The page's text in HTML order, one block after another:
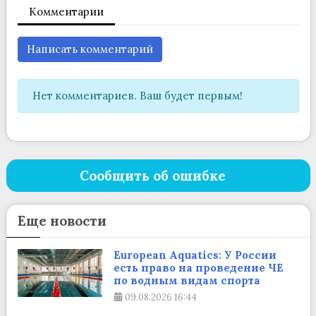
Комментарии
Написать комментарий
Нет комментариев. Ваш будет первым!
Сообщить об ошибке
Еще новости
European Aquatics: У России
есть право на проведение ЧЕ
по водным видам спорта
09.08.2026 16:44